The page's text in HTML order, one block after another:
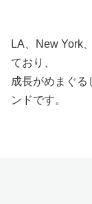
LA、New York
ており、
成長がめまぐ
ンドです。